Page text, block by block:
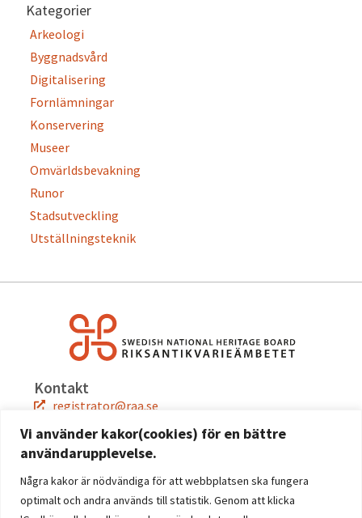
Vi använder kakor(cookies) för en bättre
användarupplevelse.
Några kakor är nödvändiga för att webbplatsen ska fungera
optimalt och andra används till statistik. Genom att klicka
Kategorier
Arkeologi
Byggnadsvård
Digitalisering
Fornlämningar
Konservering
Museer
Omvärldsbevakning
Runor
Stadsutveckling
Utställningsteknik
Kontakt
registrator@raa.se
08-5191 80 00
Snabblänkar
Jobba hos oss
Press